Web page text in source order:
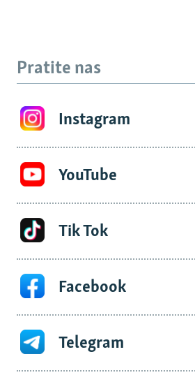
Pratite nas
Instagram
YouTube
Tik Tok
Facebook
Telegram